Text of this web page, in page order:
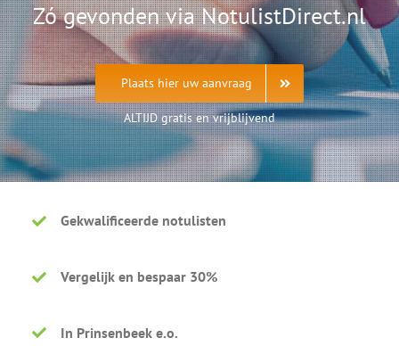
Zó gevonden via NotulistDirect.nl
Plaats hier uw aanvraag
ALTIJD gratis en vrijblijvend
Gekwalificeerde notulisten
Vergelijk en bespaar 30%
In Prinsenbeek e.o.